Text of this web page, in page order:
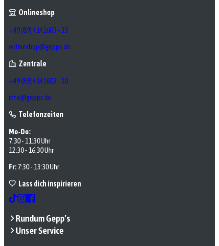
Onlineshop
+49 (89) 4141603 - 33
onlineshop@gepps.de
Zentrale
+49 (89) 4141603 - 10
info@gepps.de
Telefonzeiten
Mo-Do:
7:30 - 11:30 Uhr
12:30 - 16:30 Uhr
Fr:7:30 - 13:30 Uhr
Lass dich inspirieren
Rundum Gepp’s
Unser Service